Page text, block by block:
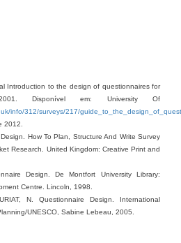
Introduction to the design of questionnaires for
Disponível em: University Of
info/312/surveys/217/
2012.
How To Plan, Structure And Write Survey
Research. United Kingdom: Creative Print and
Design. De Montfort University Library:
Centre. Lincoln, 1998.
N. Questionnaire Design. International
UNESCO, Sabine Lebeau, 2005.